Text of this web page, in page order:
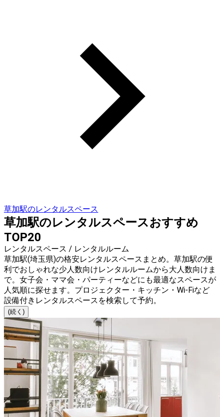
草加駅のレンタルスペース
草加駅のレンタルスペースおすすめ
TOP20
レンタルスペース / レンタルルーム
草加駅(埼玉県)の格安レンタルスペースまとめ。草加駅の便
利でおしゃれな少人数向けレンタルルームから大人数向けま
で。女子会・ママ会・パーティーなどにも最適なスペースが
人気順に探せます。プロジェクター・キッチン・Wi-Fiなど
設備付きレンタルスペースを検索して予約。
(続く)